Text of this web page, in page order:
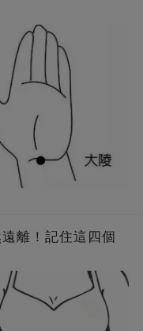
離！記住這四個